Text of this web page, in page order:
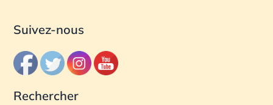
Suivez-nous
Rechercher